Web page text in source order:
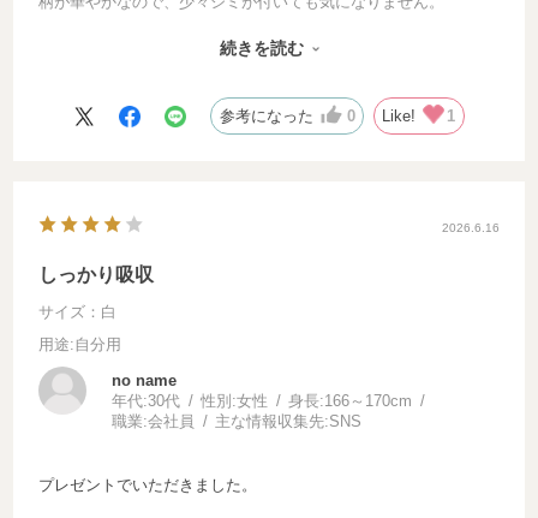
子供も親の私もお気に入りすぎて、ピンクとホワイトの2枚持ち
続きを読む
参考になった 0 Like! 1
2026.6.16
しっかり吸収
サイズ：白
用途:自分用
no name
年代:30代 性別:女性 身長:166～170cm
職業:会社員 主な情報収集先:SNS
プレゼントでいただきました。